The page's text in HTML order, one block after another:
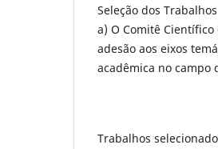
Seleção dos Trabalhos
a) O Comitê
adesão aos eixos
acadêmica no campo
Trabalhos